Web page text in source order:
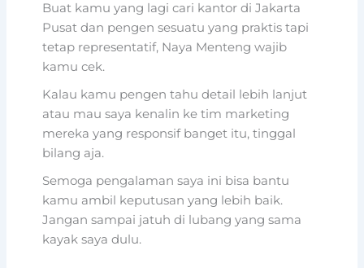
Buat kamu yang lagi cari kantor di Jakarta
Pusat dan pengen sesuatu yang praktis tapi
tetap representatif, Naya Menteng wajib
kamu cek.
Kalau kamu pengen tahu detail lebih lanjut
atau mau saya kenalin ke tim marketing
mereka yang responsif banget itu, tinggal
bilang aja.
Semoga pengalaman saya ini bisa bantu
kamu ambil keputusan yang lebih baik.
Jangan sampai jatuh di lubang yang sama
kayak saya dulu.